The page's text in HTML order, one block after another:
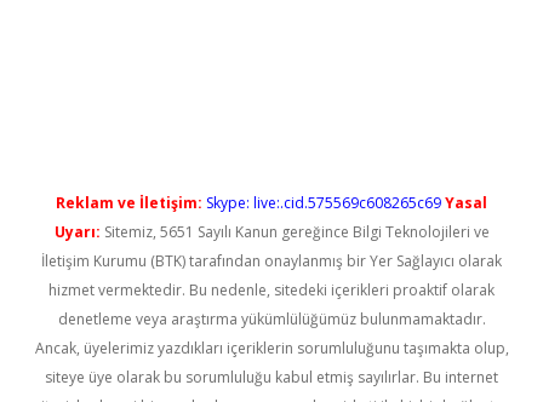
Reklam ve İletişim: Skype: live:.cid.575569c608265c69Yasal
Uyarı: Sitemiz, 5651 Sayılı Kanun gereğince Bilgi Teknolojileri ve
İletişim Kurumu (BTK) tarafından onaylanmış bir Yer Sağlayıcı olarak
hizmet vermektedir. Bu nedenle, sitedeki içerikleri proaktif olarak
denetleme veya araştırma yükümlülüğümüz bulunmamaktadır.
Ancak, üyelerimiz yazdıkları içeriklerin sorumluluğunu taşımakta olup,
siteye üye olarak bu sorumluluğu kabul etmiş sayılırlar. Bu internet